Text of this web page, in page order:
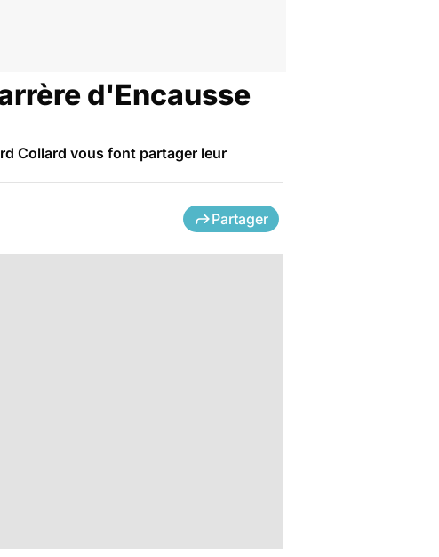
d'Encausse
Collard vous font partager leur
Partager